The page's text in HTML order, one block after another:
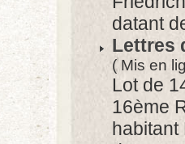
datant
Lettres
( Mis en
Lot de
16ème
habitant